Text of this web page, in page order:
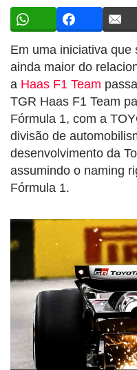
Em uma iniciativa que
ainda maior do
a Haas F1 Team
TGR Haas F1 Team
Fórmula 1, com a
divisão de
desenvolvimento da
assumindo o naming
Fórmula 1.